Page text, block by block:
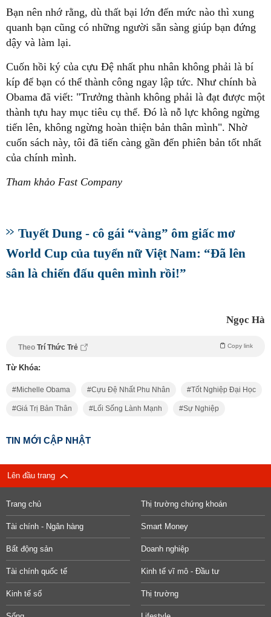
Bạn nên nhớ rằng, dù thất bại lớn đến mức nào thì xung
quanh bạn cũng có những người sẵn sàng giúp bạn đứng
dậy và làm lại.
Cuốn hồi ký của cựu Đệ nhất phu nhân không phải là bí
kíp để bạn có thể thành công ngay lập tức. Như chính bà
Obama đã viết: "Trưởng thành không phải là đạt được một
thành tựu hay mục tiêu cụ thể. Đó là nỗ lực không ngừng
tiến lên, không ngừng hoàn thiện bản thân mình". Nhờ
cuốn sách này, tôi đã tiến càng gần đến phiên bản tốt nhất
của chính mình.
Tham khảo Fast Company
Tuyết Dung - cô gái “vàng” ôm giấc mơ
World Cup của tuyển nữ Việt Nam: “Đã lên
sân là chiến đấu quên mình rồi!”
Ngọc Hà
Theo Trí Thức Trẻ Copy link
Từ Khóa:
Michelle Obama Cựu Đệ Nhất Phu Nhân Tốt Nghiệp Đại Học
Giá Trị Bản Thân Lối Sống Lành Mạnh Sự Nghiệp
TIN MỚI CẬP NHẬT
Lên đầu trang
Trang chủ Thị trường chứng khoán
Tài chính - Ngân hàng Smart Money
Bất động sản Doanh nghiệp
Tài chính quốc tế Kinh tế vĩ mô - Đầu tư
Kinh tế số Thị trường